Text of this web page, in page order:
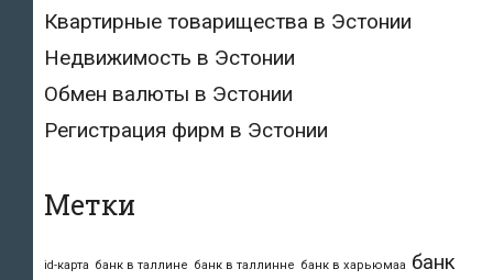
Квартирные товарищества в Эстонии
Недвижимость в Эстонии
Обмен валюты в Эстонии
Регистрация фирм в Эстонии
Метки
id-карта банк в таллине банк в таллинне банк в харьюмаа банк